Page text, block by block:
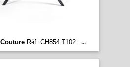
CoutureRéf. CH854.T102 ...